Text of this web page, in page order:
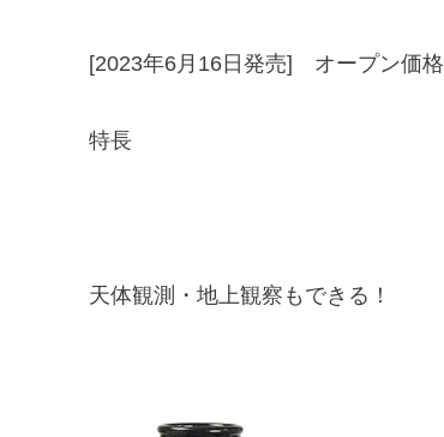
[2023年6月16日発売] オープン価格
特長
天体観測・地上観察もできる！